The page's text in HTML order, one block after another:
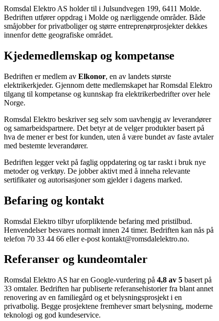
Romsdal Elektro AS holder til i Julsundvegen 199, 6411 Molde.
Bedriften utfører oppdrag i Molde og nærliggende områder. Både
småjobber for privatboliger og større entreprenørprosjekter dekkes
innenfor dette geografiske området.
Kjedemedlemskap og kompetanse
Bedriften er medlem av Elkonor, en av landets største
elektrikerkjeder. Gjennom dette medlemskapet har Romsdal Elektro
tilgang til kompetanse og kunnskap fra elektrikerbedrifter over hele
Norge.
Romsdal Elektro beskriver seg selv som uavhengig av leverandører
og samarbeidspartnere. Det betyr at de velger produkter basert på
hva de mener er best for kunden, uten å være bundet av faste avtaler
med bestemte leverandører.
Bedriften legger vekt på faglig oppdatering og tar raskt i bruk nye
metoder og verktøy. De jobber aktivt med å inneha relevante
sertifikater og autorisasjoner som gjelder i dagens marked.
Befaring og kontakt
Romsdal Elektro tilbyr uforpliktende befaring med pristilbud.
Henvendelser besvares normalt innen 24 timer. Bedriften kan nås på
telefon 70 33 44 66 eller e-post kontakt@romsdalelektro.no.
Referanser og kundeomtaler
Romsdal Elektro AS har en Google-vurdering på 4,8 av 5 basert på
33 omtaler. Bedriften har publiserte referansehistorier fra blant annet
renovering av en familiegård og et belysningsprosjekt i en
privatbolig. Begge prosjektene fremhever smart belysning, moderne
teknologi og god kundeservice.